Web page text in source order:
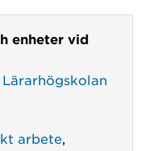
enheter vid
Lärarhögskolan
arbete,